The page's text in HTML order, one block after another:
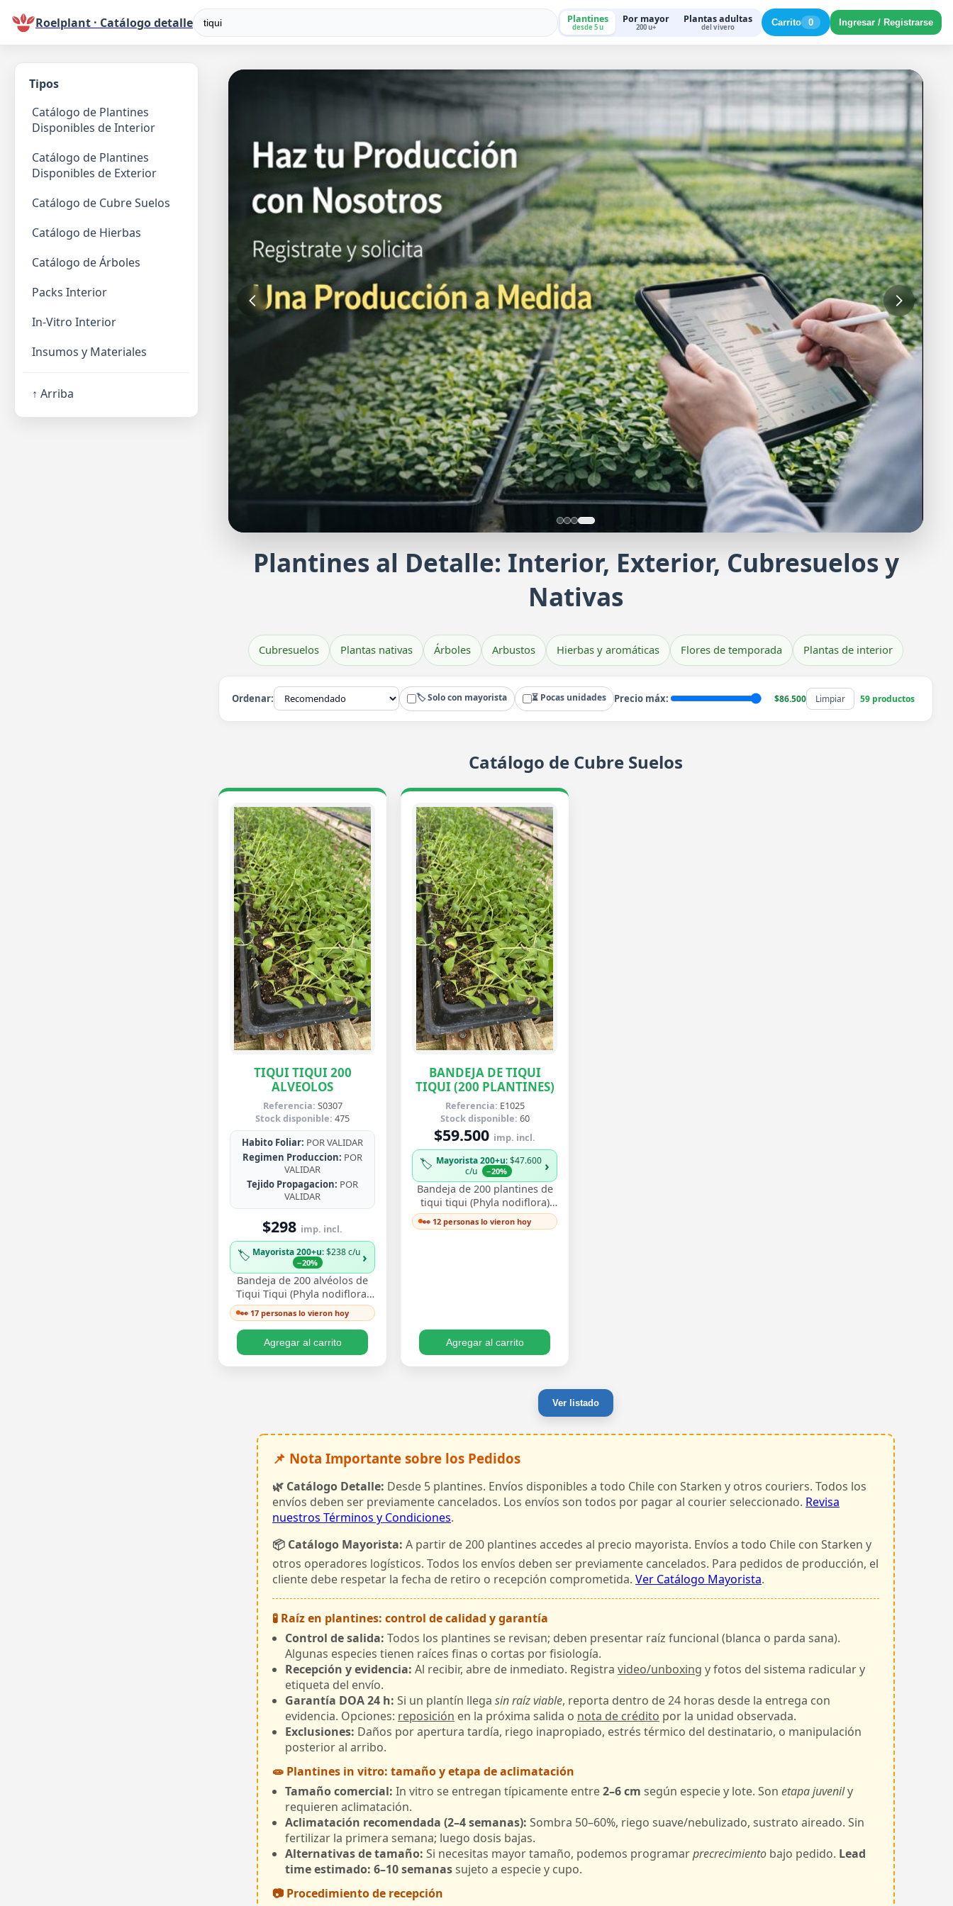
Roelplant · Catálogo detalle Plantines
desde 5 u
Por mayor
200 u+
Plantas adultas
del vivero Carrito 0 Ingresar / Registrarse
Haz tu producción con nosotros
Plantines al Detalle: Interior, Exterior, Cubresuelos y
Nativas
Cubresuelos Plantas nativas Árboles Arbustos Hierbas y aromáticas Flores de temporada Plantas de interior
Ordenar: 🏷️ Solo con mayorista ⏳ Pocas unidades Precio máx: $86.500 Limpiar 59 productos
Tipos
Catálogo de Plantines
Disponibles de Interior
Catálogo de Plantines
Disponibles de Exterior
Catálogo de Cubre Suelos
Catálogo de Hierbas
Catálogo de Árboles
Packs Interior
In-Vitro Interior
Insumos y Materiales
↑ Arriba
Catálogo de Cubre Suelos
TIQUI TIQUI 200
ALVEOLOS
Referencia: S0307
Stock disponible: 475
Habito Foliar: POR VALIDAR
Regimen Produccion: POR
VALIDAR
Tejido Propagacion: POR
VALIDAR
$298 imp. incl.
🏷️ Mayorista 200+u: $238 c/u
−20% ›
Bandeja de 200 alvéolos de
Tiqui Tiqui (Phyla nodiflora)
en plantín/almácigo, el
formato profesional para
cubrir superf…
👀 17 personas lo vieron hoy
Agregar al carrito
BANDEJA DE TIQUI
TIQUI (200 PLANTINES)
Referencia: E1025
Stock disponible: 60
$59.500 imp. incl.
🏷️ Mayorista 200+u: $47.600
c/u
−20% ›
Bandeja de 200 plantines de
tiqui tiqui (Phyla nodiflora)
propagados por esqueje
enraizado, listos para
👀 12 personas lo vieron hoy
Agregar al carrito
Ver listado
📌 Nota Importante sobre los Pedidos
🌿 Catálogo Detalle: Desde 5 plantines. Envíos disponibles a todo Chile con Starken y otros couriers. Todos los
envíos deben ser previamente cancelados. Los envíos son todos por pagar al courier seleccionado. Revisa
nuestros Términos y Condiciones.
📦 Catálogo Mayorista: A partir de 200 plantines accedes al precio mayorista. Envíos a todo Chile con Starken y
otros operadores logísticos. Todos los envíos deben ser previamente cancelados. Para pedidos de producción, el
cliente debe respetar la fecha de retiro o recepción comprometida. Ver Catálogo Mayorista.
🧪 Raíz en plantines: control de calidad y garantía
Control de salida: Todos los plantines se revisan; deben presentar raíz funcional (blanca o parda sana).
Algunas especies tienen raíces finas o cortas por fisiología.
Recepción y evidencia: Al recibir, abre de inmediato. Registra video/unboxing y fotos del sistema radicular y
etiqueta del envío.
Garantía DOA 24 h: Si un plantín llega sin raíz viable, reporta dentro de 24 horas desde la entrega con
evidencia. Opciones: reposición en la próxima salida o nota de crédito por la unidad observada.
Exclusiones: Daños por apertura tardía, riego inapropiado, estrés térmico del destinatario, o manipulación
posterior al arribo.
🧫 Plantines in vitro: tamaño y etapa de aclimatación
Tamaño comercial: In vitro se entregan típicamente entre2–6 cm según especie y lote. Son etapa juvenily
requieren aclimatación.
Aclimatación recomendada (2–4 semanas): Sombra 50–60%, riego suave/nebulizado, sustrato aireado. Sin
fertilizar la primera semana; luego dosis bajas.
Alternativas de tamaño: Si necesitas mayor tamaño, podemos programarprecrecimiento bajo pedido. Lead
time estimado: 6–10 semanassujeto a especie y cupo.
📷 Procedimiento de recepción